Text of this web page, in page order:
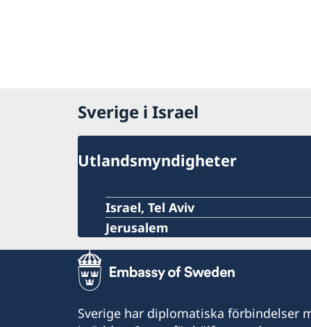
Sverige i Israel
Utlandsmyndigheter
Israel, Tel Aviv
Jerusalem
Sverige har diplomatiska förbindelser